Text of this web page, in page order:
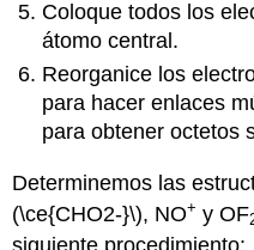
Coloque todos los
átomo central.
Reorganice los
para hacer enlaces
para obtener octetos
Determinemos las
(\ce{CHO2-}\), NO+ y OF
siguiente procedimiento: